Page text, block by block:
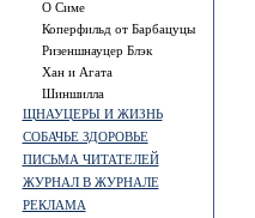
О Симе
Коперфильд от Барбацуцы
Ризеншнауцер Блэк
Хан и Агата
Шиншилла
ЩНАУЦЕРЫ И ЖИЗНЬ
СОБАЧЬЕ ЗДОРОВЬЕ
ПИСЬМА ЧИТАТЕЛЕЙ
ЖУРНАЛ В ЖУРНАЛЕ
РЕКЛАМА